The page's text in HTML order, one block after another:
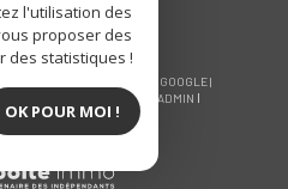
| TRADUCTION POWERED BY GOOGLE |
MENTIONS LÉGALES
ADMIN
RGPD COOKIES
l'utilisation des
proposer des
des statistiques !
OK POUR MOI !